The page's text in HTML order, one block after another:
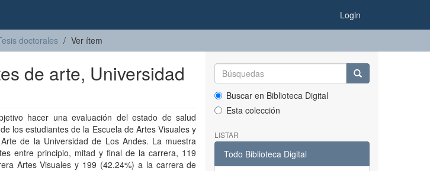
Login
doctorales Ver ítem
de arte, Universidad
hacer una evaluación del estado de salud
los estudiantes de la Escuela de Artes Visuales y
de la Universidad de Los Andes. La muestra
entre principio, mitad y final de la carrera, 119
Artes Visuales y 199 (42.24%) a la carrera de
Buscar en Biblioteca Digital
Esta colección
LISTAR
Todo Biblioteca Digital